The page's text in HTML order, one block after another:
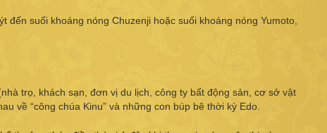
suối khoáng nóng Chuzenji hoặc suối khoáng nóng Yumoto,
trọ, khách sạn, đơn vị du lịch, công ty bất động sản, cơ sở vật
về “công chúa Kinu” và những con búp bê thời kỳ Edo.